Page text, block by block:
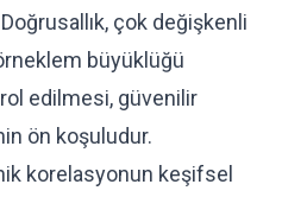
çok değişkenli
büyüklüğü
edilmesi, güvenilir
ön koşuludur.
korelasyonun keşifsel